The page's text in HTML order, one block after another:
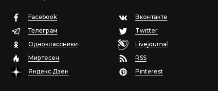
Facebook
Вконтакте
Телеграм
Twitter
Одноклассники
Livejournal
Миртесен
RSS
Яндекс.Дзен
Pinterest